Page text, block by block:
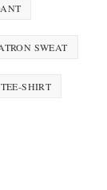
SWEAT
TEE-SHIRT